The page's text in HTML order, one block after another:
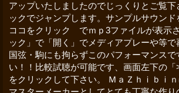
アップいたしましたのでじっくりとご覧下
ックでジャンプします。サンプルサウンド
ココをクリック でｍｐ3ファイルが表示
ック」で「開く」でメディアプレーや等で
国弦・駒にも拘らずこのパフォーマンスで
い！！比較試聴が可能です、画面左下の「
をクリックして下さい。 ＭａＺｈｉｂｉ